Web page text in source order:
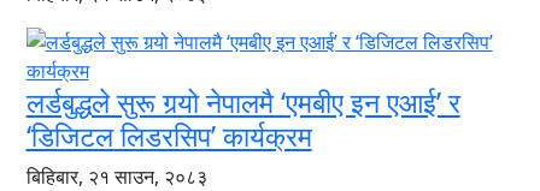
लर्डबुद्धले सुरू गर्‍यो नेपालमै ‘एमबीए इन एआई’ र
‘डिजिटल लिडरसिप’ कार्यक्रम
बिहिबार, २१ साउन, २०८३